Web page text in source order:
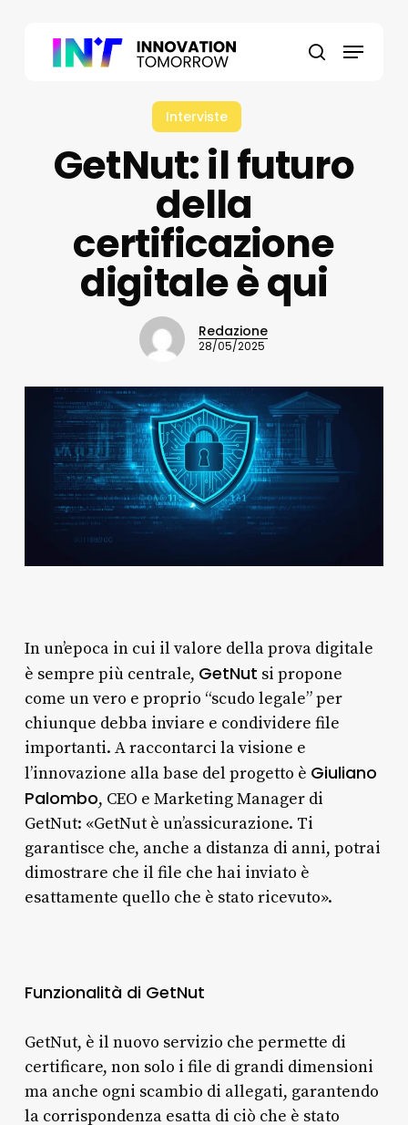
search
Menu
Interviste
GetNut: il futuro
della
certificazione
digitale è qui
Redazione
28/05/2025
In un’epoca in cui il valore della prova digitale
è sempre più centrale, GetNut si propone
come un vero e proprio “scudo legale” per
chiunque debba inviare e condividere file
importanti. A raccontarci la visione e
l’innovazione alla base del progetto è Giuliano
Palombo, CEO e Marketing Manager di
GetNut: «GetNut è un’assicurazione. Ti
garantisce che, anche a distanza di anni, potrai
dimostrare che il file che hai inviato è
esattamente quello che è stato ricevuto».
Funzionalità di GetNut
GetNut, è il nuovo servizio che permette di
certificare, non solo i file di grandi dimensioni
ma anche ogni scambio di allegati, garantendo
la corrispondenza esatta di ciò che è stato